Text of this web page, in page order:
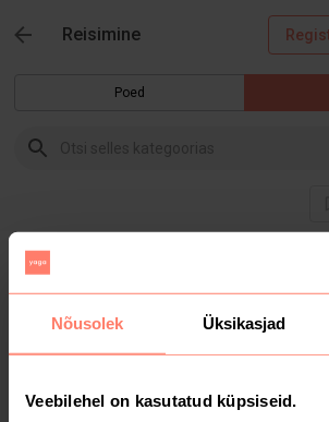
Nõusolek Üksikasjad
Veebilehel on kasutatud küpsiseid.
Reisimine
Poed
Hetkel selles kategoorias